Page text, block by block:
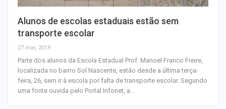
Alunos de escolas estaduais estão sem
transporte escolar
27 mar, 2019
Parte dos alunos da Escola Estadual Prof. Manoel Franco Freire,
localizada no bairro Sol Nascente, estão desde a última terça-
feira, 26, sem ir à escola por falta de transporte escolar. Segundo
uma fonte ouvida pelo Portal Infonet, a…